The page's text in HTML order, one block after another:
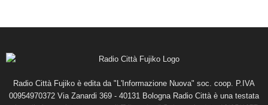
Radio Città Fujiko è edita da "L'Informazione Nuova" soc. coop. P.IVA
00954970372 Via Zanardi 369 - 40131 Bologna Radio Città è una testata